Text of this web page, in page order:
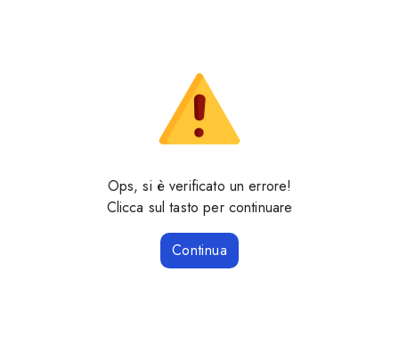
Ops, si è verificato un errore!
Clicca sul tasto per continuare
Continua